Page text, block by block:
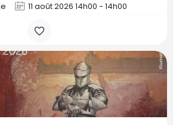
11 août 2026 14h00 - 14h00